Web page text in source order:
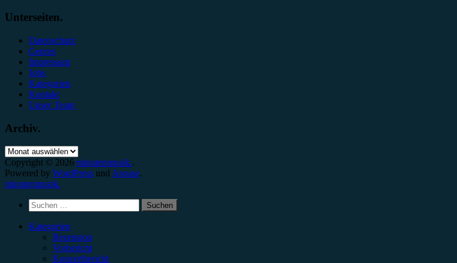
Unterseiten.
Datenschutz
Genres
Impressum
Jobs
Kategorien
Kontakt
Unser Team
Archiv.
Archiv.
Copyright © 2026 minutenmusik..
Powered by WordPress und Arouse.
minutenmusik.
Suchen
nach:
Kategorien
Rezension
Vorbericht
Konzertbericht